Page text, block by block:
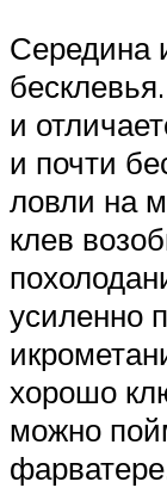
Середина
и
и почти
ловли на
клев
усиленно
хорошо
можно